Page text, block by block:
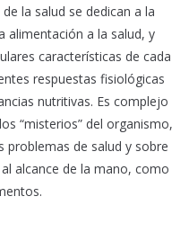
la salud se dedican a la
alimentación a la salud, y
características de cada
respuestas fisiológicas
nutritivas. Es complejo
“misterios” del organismo,
problemas de salud y sobre
alcance de la mano, como